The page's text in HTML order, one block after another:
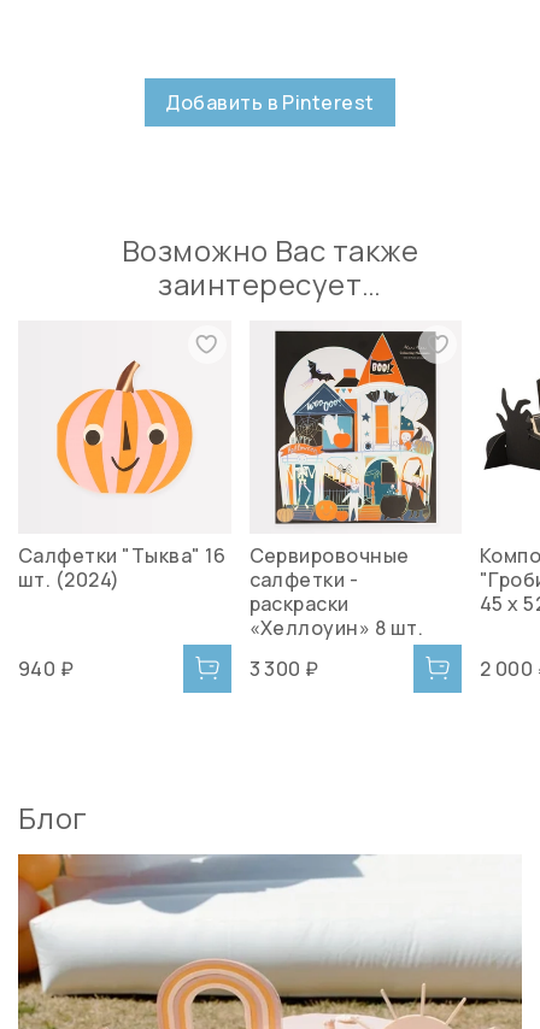
Добавить в Pinterest
Возможно Вас также
заинтересует…
Салфетки "Тыква" 16
шт. (2024)
940 ₽
Сервировочные
салфетки -
раскраски
«Хеллоуин» 8 шт.
3 300 ₽
45 х
2 000
Блог